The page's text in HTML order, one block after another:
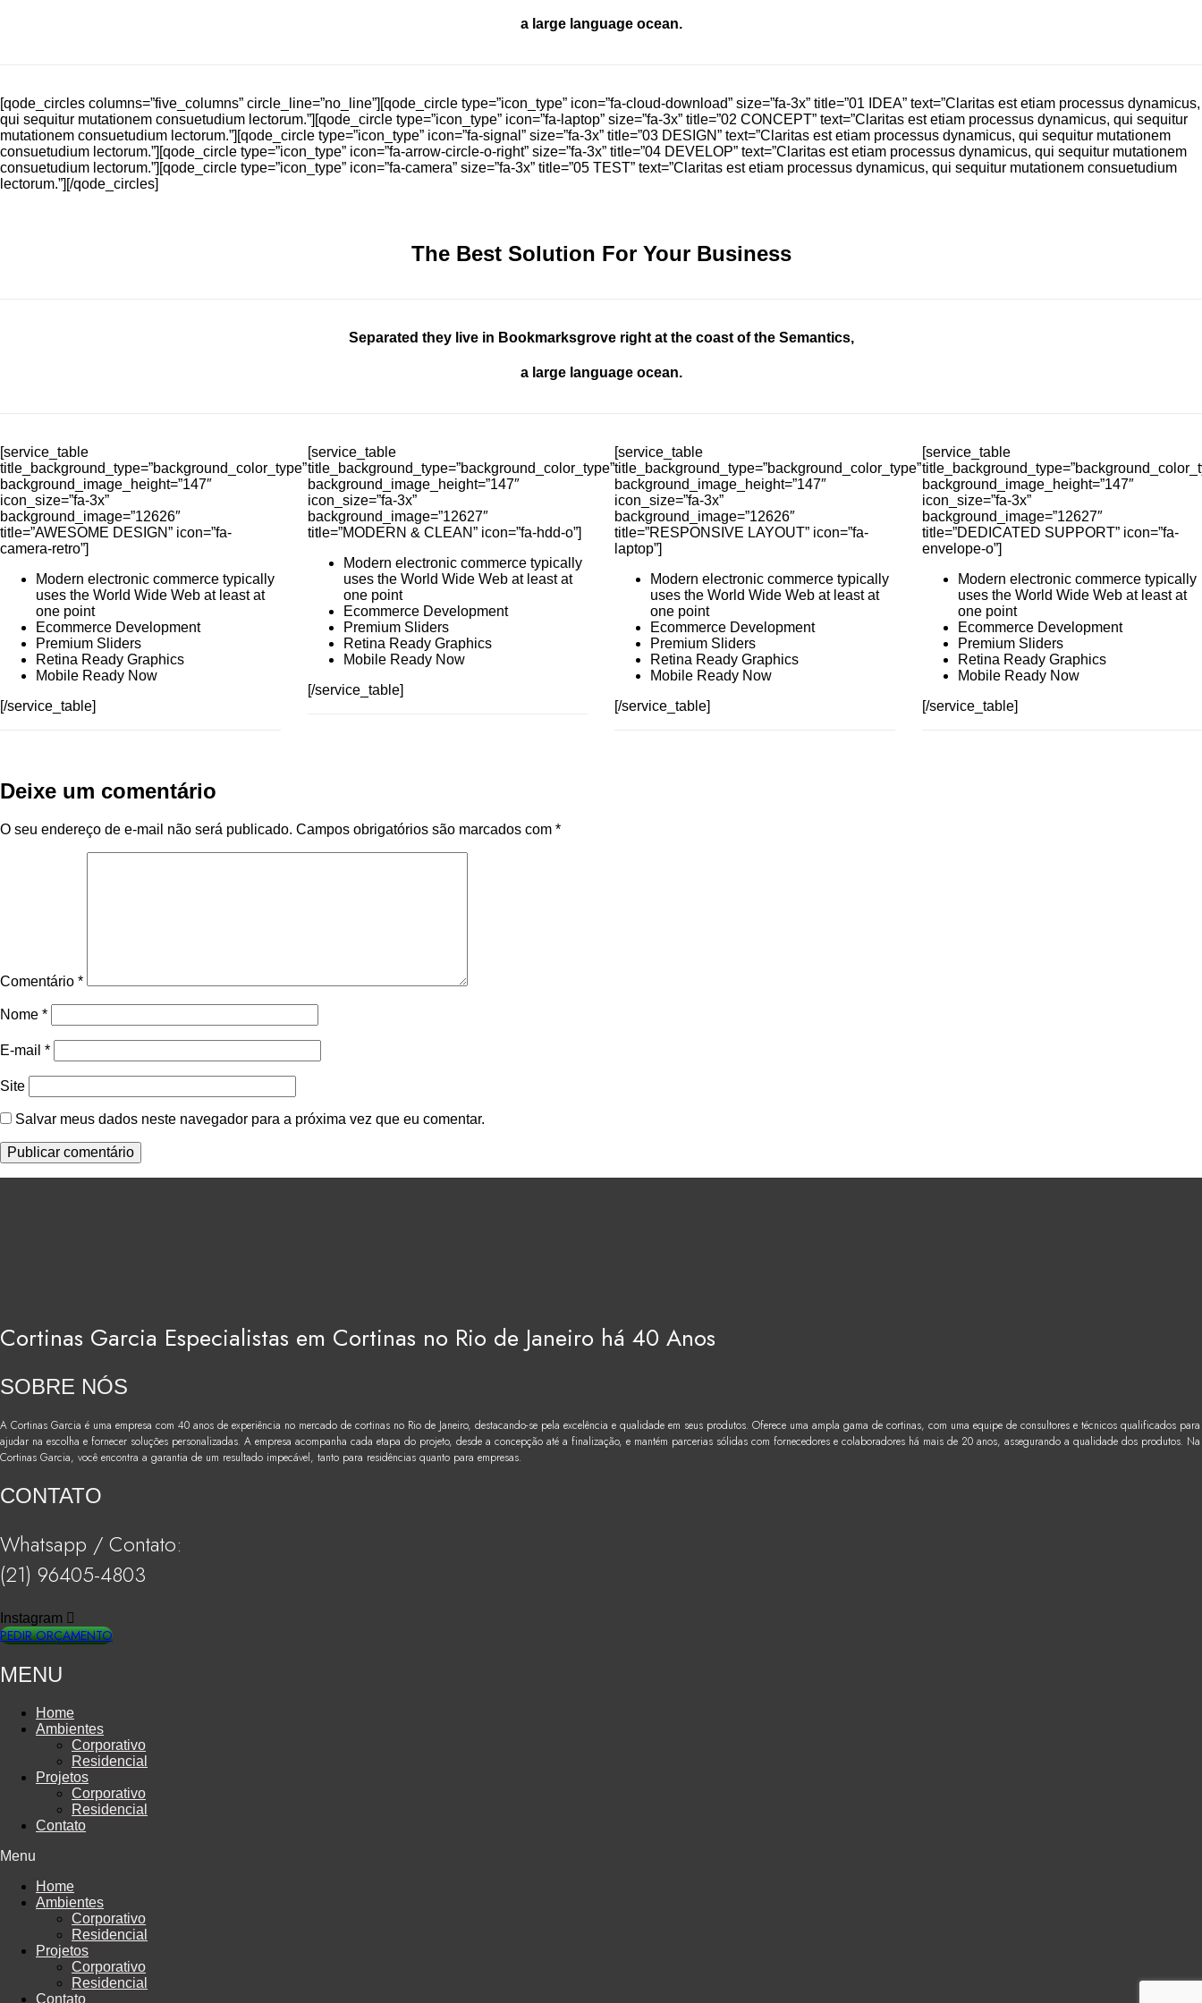
a large language ocean.
[qode_circles columns=”five_columns” circle_line=”no_line”][qode_circle type=”icon_type” icon=”fa-cloud-download” size=”fa-3x” title=”01 IDEA” text=”Claritas est etiam processus dynamicus,
qui sequitur mutationem consuetudium lectorum.”][qode_circle type=”icon_type” icon=”fa-laptop” size=”fa-3x” title=”02 CONCEPT” text=”Claritas est etiam processus dynamicus, qui sequitur
mutationem consuetudium lectorum.”][qode_circle type=”icon_type” icon=”fa-signal” size=”fa-3x” title=”03 DESIGN” text=”Claritas est etiam processus dynamicus, qui sequitur mutationem
consuetudium lectorum.”][qode_circle type=”icon_type” icon=”fa-arrow-circle-o-right” size=”fa-3x” title=”04 DEVELOP” text=”Claritas est etiam processus dynamicus, qui sequitur mutationem
consuetudium lectorum.”][qode_circle type=”icon_type” icon=”fa-camera” size=”fa-3x” title=”05 TEST” text=”Claritas est etiam processus dynamicus, qui sequitur mutationem consuetudium
lectorum.”][/qode_circles]
The Best Solution For Your Business
Separated they live in Bookmarksgrove right at the coast of the Semantics,
a large language ocean.
[service_table
title_background_type=”background_color_type”
background_image_height=”147″
icon_size=”fa-3x”
background_image=”12626″
title=”AWESOME DESIGN” icon=”fa-
camera-retro”]
Modern electronic commerce typically
uses the World Wide Web at least at
one point
Ecommerce Development
Premium Sliders
Retina Ready Graphics
Mobile Ready Now
[/service_table]
[service_table
title_background_type=”background_color_type”
background_image_height=”147″
icon_size=”fa-3x”
background_image=”12627″
title=”MODERN & CLEAN” icon=”fa-hdd-o”]
Modern electronic commerce typically
uses the World Wide Web at least at
one point
Ecommerce Development
Premium Sliders
Retina Ready Graphics
Mobile Ready Now
[/service_table]
[service_table
title_background_type=”background_color_type”
background_image_height=”147″
icon_size=”fa-3x”
background_image=”12626″
title=”RESPONSIVE LAYOUT” icon=”fa-
laptop”]
Modern electronic commerce typically
uses the World Wide Web at least at
one point
Ecommerce Development
Premium Sliders
Retina Ready Graphics
Mobile Ready Now
[/service_table]
[service_table
background_image_height=”147″
icon_size=”fa-3x”
background_image=”12627″
title=”DEDICATED SUPPORT” icon=”fa-
envelope-o”]
Modern electronic commerce typically
uses the World Wide Web at least at
one point
Ecommerce Development
Premium Sliders
Retina Ready Graphics
Mobile Ready Now
[/service_table]
Deixe um comentário
O seu endereço de e-mail não será publicado. Campos obrigatórios são marcados com *
Comentário *
Nome *
E-mail *
Site
Salvar meus dados neste navegador para a próxima vez que eu comentar.
Cortinas Garcia Especialistas em Cortinas no Rio de Janeiro há 40 Anos
SOBRE NÓS
A Cortinas Garcia é uma empresa com 40 anos de experiência no mercado de cortinas no Rio de Janeiro, destacando-se pela excelência e qualidade em seus produtos. Oferece uma ampla gama de cortinas, com uma equipe de consultores e técnicos qualificados para
ajudar na escolha e fornecer soluções personalizadas. A empresa acompanha cada etapa do projeto, desde a concepção até a finalização, e mantém parcerias sólidas com fornecedores e colaboradores há mais de 20 anos, assegurando a qualidade dos produtos. Na
Cortinas Garcia, você encontra a garantia de um resultado impecável, tanto para residências quanto para empresas.
CONTATO
Whatsapp / Contato:
(21) 96405-4803
Instagram
PEDIR ORÇAMENTO
MENU
Home
Ambientes
Corporativo
Residencial
Projetos
Corporativo
Residencial
Contato
Menu
Home
Ambientes
Corporativo
Residencial
Projetos
Corporativo
Residencial
Contato